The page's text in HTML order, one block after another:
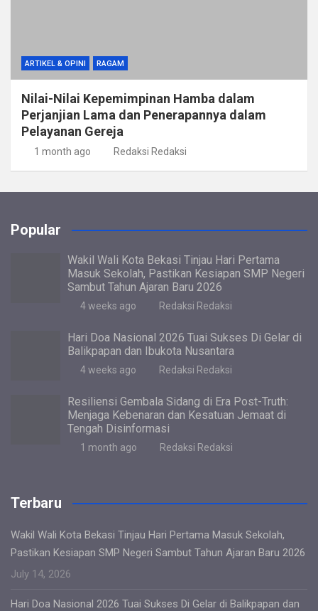
ARTIKEL & OPINI RAGAM
Nilai-Nilai Kepemimpinan Hamba dalam
Perjanjian Lama dan Penerapannya dalam
Pelayanan Gereja
1 month ago Redaksi Redaksi
Popular
Wakil Wali Kota Bekasi Tinjau Hari Pertama
Masuk Sekolah, Pastikan Kesiapan SMP Negeri
Sambut Tahun Ajaran Baru 2026
4 weeks ago Redaksi Redaksi
Hari Doa Nasional 2026 Tuai Sukses Di Gelar di
Balikpapan dan Ibukota Nusantara
4 weeks ago Redaksi Redaksi
Resiliensi Gembala Sidang di Era Post-Truth:
Menjaga Kebenaran dan Kesatuan Jemaat di
Tengah Disinformasi
1 month ago Redaksi Redaksi
Terbaru
Wakil Wali Kota Bekasi Tinjau Hari Pertama Masuk Sekolah,
Pastikan Kesiapan SMP Negeri Sambut Tahun Ajaran Baru 2026
July 14, 2026
Hari Doa Nasional 2026 Tuai Sukses Di Gelar di Balikpapan dan